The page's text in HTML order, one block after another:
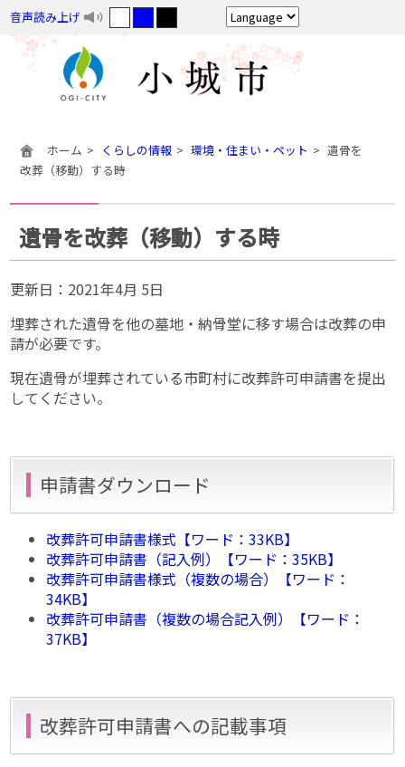
音声読み上げ
ホーム くらしの情報 環境・住まい・ペット
遺骨を
改葬（移動）する時
遺骨を改葬（移動）する時
更新日： 2021年4月 5日
埋葬された遺骨を他の墓地・納骨堂に移す場合は改葬の申
請が必要です。
現在遺骨が埋葬されている市町村に改葬許可申請書を提出
してください。
申請書ダウンロード
改葬許可申請書様式【ワード：33KB】
改葬許可申請書（記入例）【ワード：35KB】
改葬許可申請書様式（複数の場合）【ワード：
34KB】
改葬許可申請書（複数の場合記入例）【ワード：
37KB】
改葬許可申請書への記載事項